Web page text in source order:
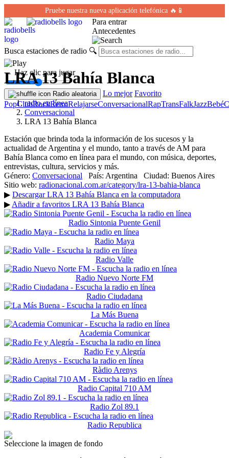
Pruebe nuestra nueva aplicación telefónica 🔥📱
Para entrar
Antecedentes
Busca estaciones de radio 🔍
← Haz clic para jugar
Radio aleatoria Lo mejor Favorito
PopClubRockRetroRelajarseConversacionalRapTransFalkJazzBebé
LRA 13 Bahía Blanca
radio en línea
Conversacional
LRA 13 Bahía Blanca
Estación que brinda toda la información de los sucesos y la
actualidad de Argentina y el mundo, tanto a través de AM para
Bahía Blanca como en línea para el mundo, con música, deportes,
entrevistas, cultura, servicios y más.
Género: Conversacional País: Argentina Ciudad: Buenos Aires
Sitio web: radionacional.com.ar/category/lra-13-bahia-blanca
▶ Descargar LRA 13 Bahía Blanca en la computadora
▶ Añadir a favoritos LRA 13 Bahía Blanca
Radio Sintonia Puente Genil
Radio Maya
Radio Valle
Radio Nuevo Norte FM
Radio Ciudadana
La Más Buena
Academia Comunicar
Radio Fe y Alegría
Ràdio Arenys
Radio Capital 710 AM
Radio Zol 89.1
Radio Republica
Seleccione la imagen de fondo